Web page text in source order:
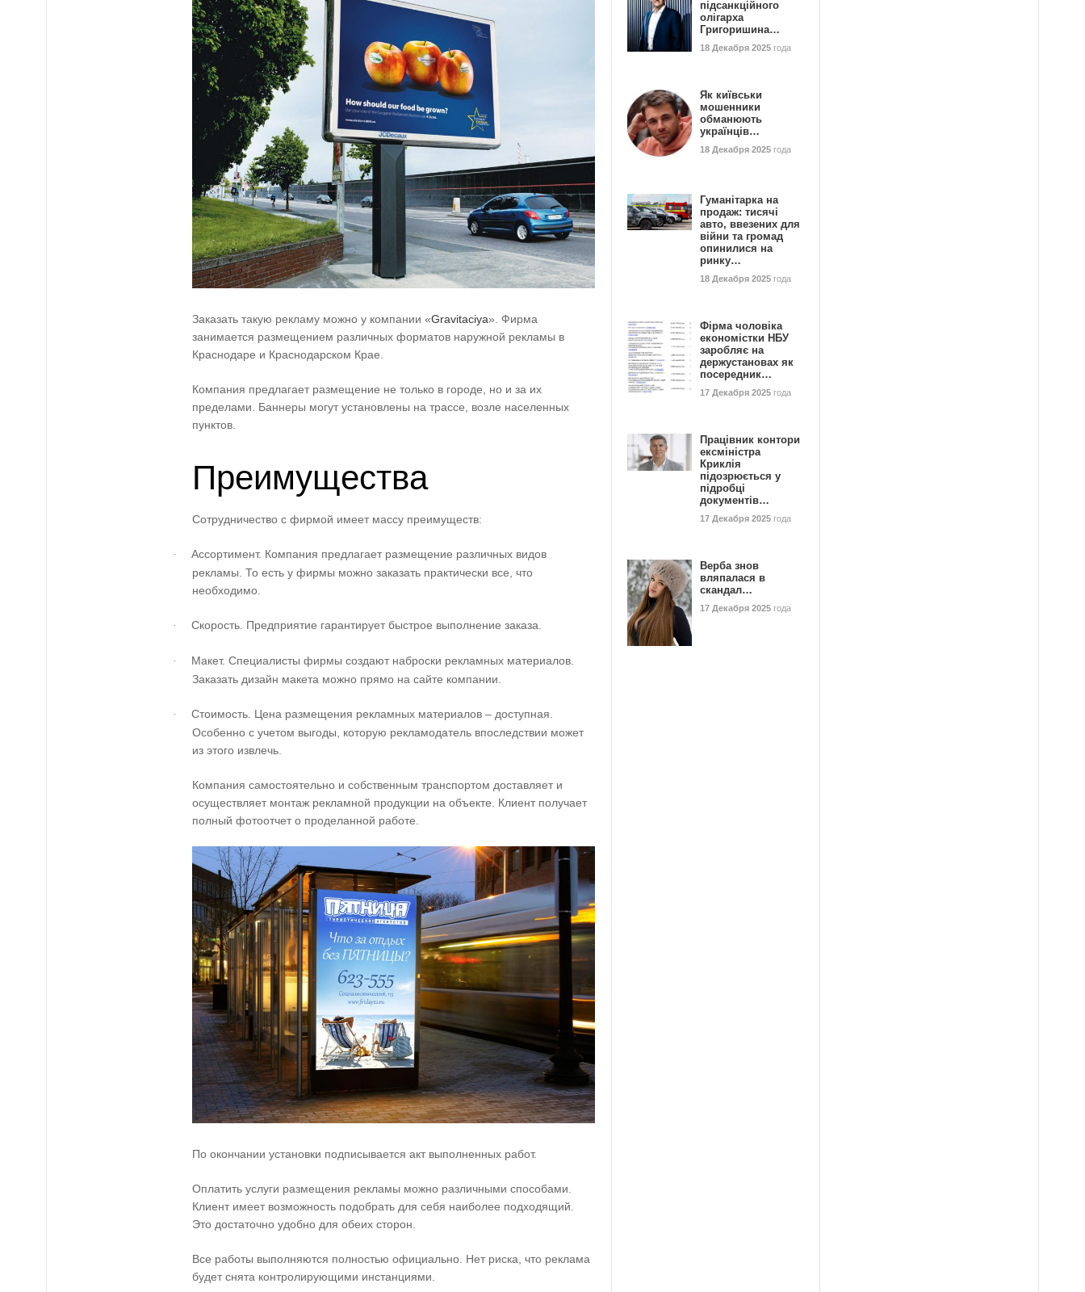
Заказать такую рекламу можно у компании «Gravitaciya». Фирма
занимается размещением различных форматов наружной рекламы в
Краснодаре и Краснодарском Крае.
Компания предлагает размещение не только в городе, но и за их
пределами. Баннеры могут установлены на трассе, возле населенных
пунктов.
Преимущества
Сотрудничество с фирмой имеет массу преимуществ:
·
Ассортимент. Компания предлагает размещение различных видов
рекламы. То есть у фирмы можно заказать практически все, что
необходимо.
· Скорость. Предприятие гарантирует быстрое выполнение заказа.
·
Макет. Специалисты фирмы создают наброски рекламных материалов.
Заказать дизайн макета можно прямо на сайте компании.
·
Стоимость. Цена размещения рекламных материалов – доступная.
Особенно с учетом выгоды, которую рекламодатель впоследствии может
из этого извлечь.
Компания самостоятельно и собственным транспортом доставляет и
осуществляет монтаж рекламной продукции на объекте. Клиент получает
полный фотоотчет о проделанной работе.
По окончании установки подписывается акт выполненных работ.
Оплатить услуги размещения рекламы можно различными способами.
Клиент имеет возможность подобрать для себя наиболее подходящий.
Это достаточно удобно для обеих сторон.
Все работы выполняются полностью официально. Нет риска, что реклама
будет снята контролирующими инстанциями.
підсанкційного
олігарха
Григоришина…
18 Декабря 2025 года
Як київськи
мошенники
обманюють
українців…
18 Декабря 2025 года
Гуманітарка на
продаж: тисячі
авто, ввезених для
війни та громад
опинилися на
ринку…
18 Декабря 2025 года
Фірма чоловіка
економістки НБУ
заробляє на
держустановах як
посередник…
17 Декабря 2025 года
Працівник контори
ексміністра
Криклія
підозрюється у
підробці
документів…
17 Декабря 2025 года
Верба знов
вляпалася в
скандал…
17 Декабря 2025 года